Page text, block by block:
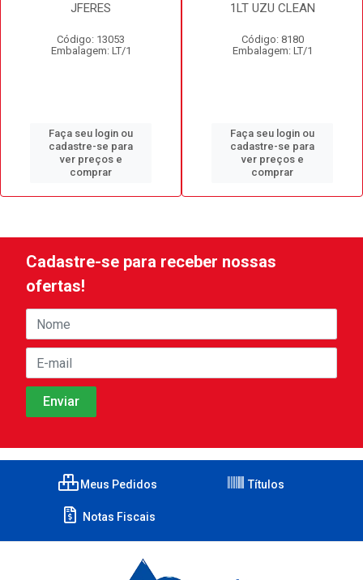
JFERES
Código: 13053
Embalagem: LT/1
Faça seu login ou
cadastre-se para
ver preços e
comprar
1LT UZU CLEAN
Código: 8180
Embalagem: LT/1
Faça seu login ou
cadastre-se para
ver preços e
comprar
Cadastre-se para receber nossas
ofertas!
Meus Pedidos Títulos
Notas Fiscais